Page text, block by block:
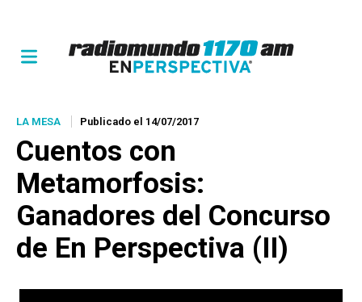
LA MESA Publicado el 14/07/2017
Cuentos con
Metamorfosis:
Ganadores del Concurso
de En Perspectiva (II)